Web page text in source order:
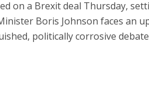
on a Brexit deal Thursday,
Boris Johnson faces an
politically corrosive